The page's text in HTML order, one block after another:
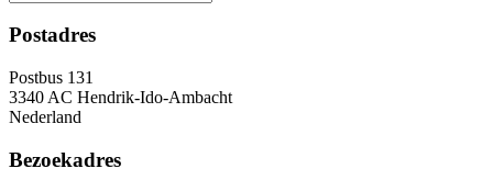
Postadres
Postbus 131
3340 AC Hendrik-Ido-Ambacht
Nederland
Bezoekadres